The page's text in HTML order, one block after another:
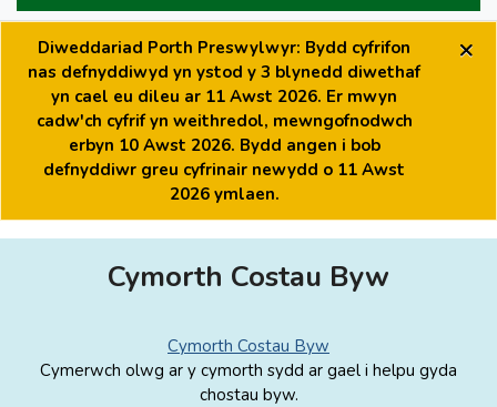
Diweddariad Porth Preswylwyr: Bydd cyfrifon
nas defnyddiwyd yn ystod y 3 blynedd diwethaf
yn cael eu dileu ar 11 Awst 2026. Er mwyn
cadw'ch cyfrif yn weithredol, mewngofnodwch
erbyn 10 Awst 2026. Bydd angen i bob
defnyddiwr greu cyfrinair newydd o 11 Awst
2026 ymlaen.
×
Cymorth Costau Byw
Cymorth Costau Byw
Cymerwch olwg ar y cymorth sydd ar gael i helpu gyda
chostau byw.